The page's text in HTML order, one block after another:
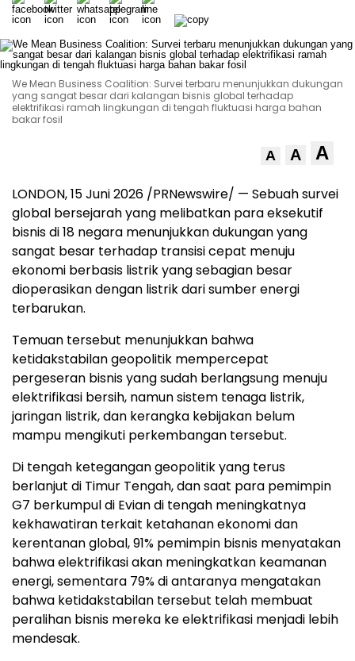
We Mean Business Coalition: Survei terbaru menunjukkan dukungan
yang sangat besar dari kalangan bisnis global terhadap
elektrifikasi ramah lingkungan di tengah fluktuasi harga bahan
bakar fosil
A A A
LONDON,15 Juni 2026 /PRNewswire/ — Sebuah survei
global bersejarah yang melibatkan para eksekutif
bisnis di 18 negara menunjukkan dukungan yang
sangat besar terhadap transisi cepat menuju
ekonomi berbasis listrik yang sebagian besar
dioperasikan dengan listrik dari sumber energi
terbarukan.
Temuan tersebut menunjukkan bahwa
ketidakstabilan geopolitik mempercepat
pergeseran bisnis yang sudah berlangsung menuju
elektrifikasi bersih, namun sistem tenaga listrik,
jaringan listrik, dan kerangka kebijakan belum
mampu mengikuti perkembangan tersebut.
Di tengah ketegangan geopolitik yang terus
berlanjut di Timur Tengah, dan saat para pemimpin
G7 berkumpul di Evian di tengah meningkatnya
kekhawatiran terkait ketahanan ekonomi dan
kerentanan global, 91% pemimpin bisnis menyatakan
bahwa elektrifikasi akan meningkatkan keamanan
energi, sementara 79% di antaranya mengatakan
bahwa ketidakstabilan tersebut telah membuat
peralihan bisnis mereka ke elektrifikasi menjadi lebih
mendesak.